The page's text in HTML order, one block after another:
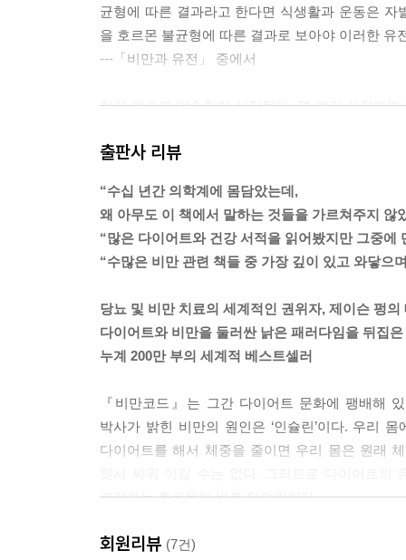
균형에 따른 결과라고 한다면 식생활과 운동은
을 호르몬 불균형에 따른 결과로 보아야 이러한 유
---「비만과 유전」 중에서
적게 먹으면 악순환이 시작된다. 덜 먹기 시작하
에너지 총소비량이 줄고 허기를 강하게 느끼게 된
인 것은 체중이 반드시 원래대로 돌아온다는 것
태라 예전에 먹던 대로 먹었을 뿐인데도 체중은
난다. 우리가 하는 행동에 호르몬의 영향이 고스
히 비난한다. 우리 스스로도 실패했다고 느낀다.
‘인슐린이 비만의 원인이다’라는 가설을 검증하
정하면 인과관계를 입증할 수 있다. 그러므로 이
투여할수록 더 심각한 비만이 된다는 사실을 이
에서 다 확인된 사실이다. 인슐린은 비만의 원인이
---「인슐린」 중에서
뀌는 것보다는 식사 횟수가 늘어나는 것이 두 배
출판사 리뷰
“수십 년간 의학계에 몸담았는데,
왜 아무도 이 책에서 말하는 것들을 가르쳐주지 않
“많은 다이어트와 건강 서적을 읽어봤지만 그중에
“수많은 비만 관련 책들 중 가장 깊이 있고 와닿으
당뇨 및 비만 치료의 세계적인 권위자, 제이슨 펑의
다이어트와 비만을 둘러싼 낡은 패러다임을 뒤집은
누계 200만 부의 세계적 베스트셀러
『비만코드』는 그간 다이어트 문화에 팽배해
박사가 밝힌 비만의 원인은 ‘인슐린’이다. 우리
다이어트를 해서 체중을 줄이면 우리 몸은 원래
결정하는 호르몬이 바로 인슐린이다.
현대 서구사회의 식습관은 ‘지속적인 인슐린 투
회원리뷰 (7건)